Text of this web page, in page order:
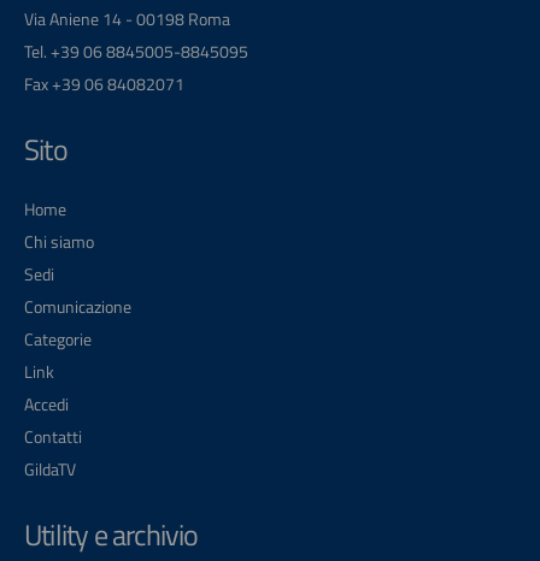
Via Aniene 14 - 00198 Roma
Tel. +39 06 8845005-8845095
Fax +39 06 84082071
Sito
Home
Chi siamo
Sedi
Comunicazione
Categorie
Link
Accedi
Contatti
GildaTV
Utility e archivio